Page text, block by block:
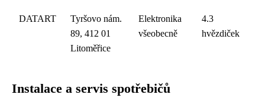
DATART
Tyršovo nám.
89, 412 01
Litoměřice
Elektronika
všeobecně
4.3
hvězdiček
Instalace a servis spotřebičů